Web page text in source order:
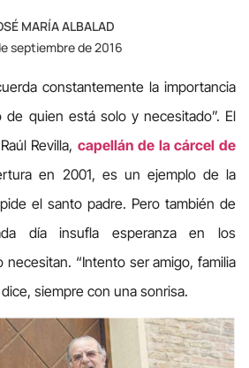
MARÍA ALBALAD
septiembre de 2016
constantemente la importancia
de quien está solo y necesitado”. El
Revilla, capellán de la cárcel de
en 2001, es un ejemplo de la
el santo padre. Pero también de
día insufla esperanza en los
necesitan. “Intento ser amigo, familia
siempre con una sonrisa.